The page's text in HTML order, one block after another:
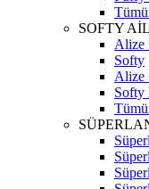
SOFTY
Alize
Softy
Alize
Softy